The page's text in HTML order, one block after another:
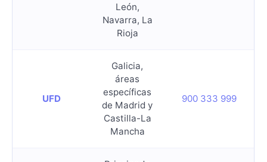
León,
Navarra, La
Rioja
UFD
Galicia,
áreas
específicas
de Madrid y
Castilla-La
Mancha
900 333 999